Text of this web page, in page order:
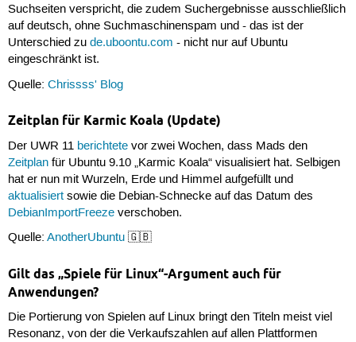
Suchseiten verspricht, die zudem Suchergebnisse ausschließlich
auf deutsch, ohne Suchmaschinenspam und - das ist der
Unterschied zu de.uboontu.com - nicht nur auf Ubuntu
eingeschränkt ist.
Quelle: Chrissss' Blog
Zeitplan für Karmic Koala (Update)
Der UWR 11 berichtetevor zwei Wochen, dass Mads den
Zeitplanfür Ubuntu 9.10 „Karmic Koala“ visualisiert hat. Selbigen
hat er nun mit Wurzeln, Erde und Himmel aufgefüllt und
aktualisiertsowie die Debian-Schnecke auf das Datum des
DebianImportFreezeverschoben.
Quelle: AnotherUbuntu🇬🇧
Gilt das „Spiele für Linux“-Argument auch für
Anwendungen?
Die Portierung von Spielen auf Linux bringt den Titeln meist viel
Resonanz, von der die Verkaufszahlen auf allen Plattformen